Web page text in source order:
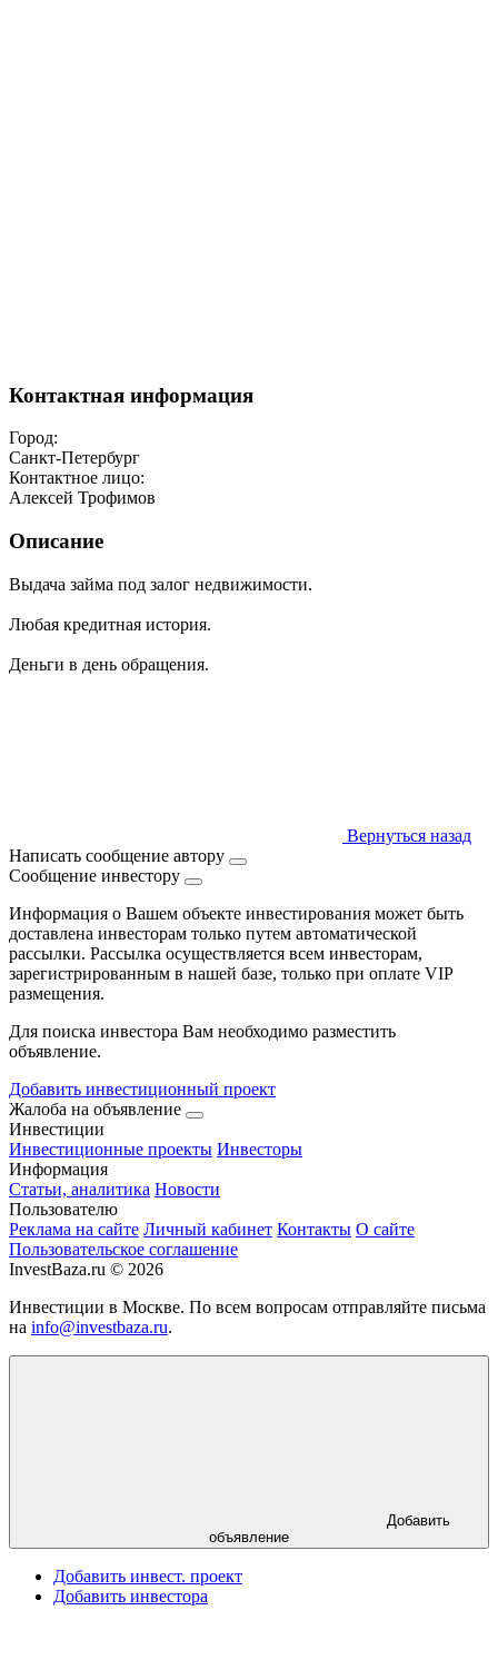
Контактная информация
Город:
Санкт-Петербург
Контактное лицо:
Алексей Трофимов
Описание
Выдача займа под залог недвижимости.
Любая кредитная история.
Деньги в день обращения.
Вернуться назад
Написать сообщение автору
Сообщение инвестору
Информация о Вашем объекте инвестирования может быть
доставлена инвесторам только путем автоматической
рассылки. Рассылка осуществляется всем инвесторам,
зарегистрированным в нашей базе, только при оплате VIP
размещения.
Для поиска инвестора Вам необходимо разместить
объявление.
Добавить инвестиционный проект
Жалоба на объявление
Инвестиции
Инвестиционные проекты Инвесторы
Информация
Статьи, аналитика Новости
Пользователю
Реклама на сайте Личный кабинет Контакты О сайте
Пользовательское соглашение
InvestBaza.ru © 2026
Инвестиции в Москве. По всем вопросам отправляйте письма
на info@investbaza.ru.
Добавить
объявление
Добавить инвест. проект
Добавить инвестора